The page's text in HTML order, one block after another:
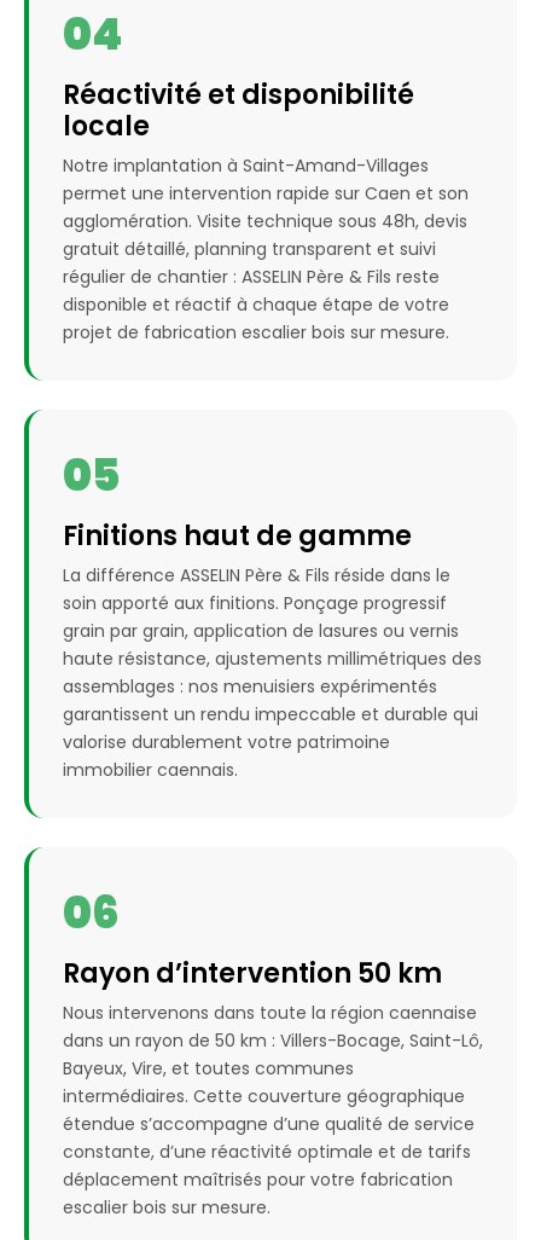
04
Réactivité et disponibilité
locale
Notre implantation à Saint-Amand-Villages
permet une intervention rapide sur Caen et son
agglomération. Visite technique sous 48h, devis
gratuit détaillé, planning transparent et suivi
régulier de chantier : ASSELIN Père & Fils reste
disponible et réactif à chaque étape de votre
projet de fabrication escalier bois sur mesure.
05
Finitions haut de gamme
La différence ASSELIN Père & Fils réside dans le
soin apporté aux finitions. Ponçage progressif
grain par grain, application de lasures ou vernis
haute résistance, ajustements millimétriques des
assemblages : nos menuisiers expérimentés
garantissent un rendu impeccable et durable qui
valorise durablement votre patrimoine
immobilier caennais.
06
Rayon d’intervention 50 km
Nous intervenons dans toute la région caennaise
dans un rayon de 50 km : Villers-Bocage, Saint-Lô,
Bayeux, Vire, et toutes communes
intermédiaires. Cette couverture géographique
étendue s’accompagne d’une qualité de service
constante, d’une réactivité optimale et de tarifs
déplacement maîtrisés pour votre fabrication
escalier bois sur mesure.